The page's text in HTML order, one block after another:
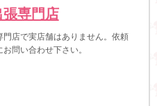
専門店
門店で実店舗はありません。依頼
問い合わせ下さい。